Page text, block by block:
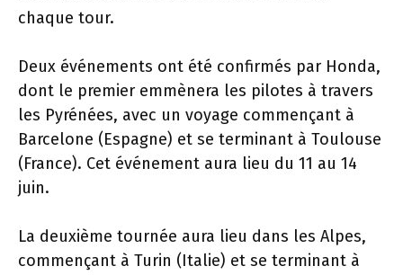
chaque tour.
Deux événements ont été confirmés par Honda,
dont le premier emmènera les pilotes à travers
les Pyrénées, avec un voyage commençant à
Barcelone (Espagne) et se terminant à Toulouse
(France). Cet événement aura lieu du 11 au 14
juin.
La deuxième tournée aura lieu dans les Alpes,
commençant à Turin (Italie) et se terminant à